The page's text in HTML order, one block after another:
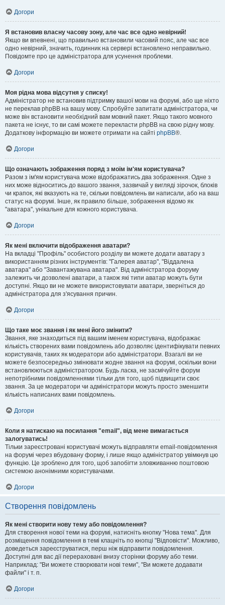
Догори
Я встановив власну часову зону, але час все одно невірний!
Якщо ви впевнені, що правильно встановили часовий пояс, але час все
одно невірний, значить, годинник на сервері встановлено неправильно.
Повідомте про це адміністратора для усунення проблеми.
Догори
Моя рідна мова відсутня у списку!
Адміністратор не встановив підтримку вашої мови на форумі, або ще ніхто
не переклав phpBB на вашу мову. Спробуйте запитати адміністратора, чи
може він встановити необхідний вам мовний пакет. Якщо такого мовного
пакета не існує, то ви самі можете перекласти phpBB на свою рідну мову.
Додаткову інформацію ви можете отримати на сайті phpBB®.
Догори
Що означають зображення поряд з моїм ім'ям користувача?
Разом з ім'ям користувача може відображатись два зображення. Одне з
них може відноситись до вашого звання, зазвичай у вигляді зірочок, блоків
чи крапок, які вказують на те, скільки повідомлень ви написали, або на ваш
статус на форумі. Інше, як правило більше, зображення відомо як
"аватара", унікальне для кожного користувача.
Догори
Як мені включити відображення аватари?
На вкладці "Профіль" особистого розділу ви можете додати аватару з
використанням різних інструментів: "Галерея аватар", "Віддалена
аватара" або "Завантажувана аватара". Від адміністратора форуму
залежить чи дозволені аватари, а також які типи аватар можуть бути
доступні. Якщо ви не можете використовувати аватари, зверніться до
адміністратора для з'ясування причин.
Догори
Що таке моє звання і як мені його змінити?
Звання, яке знаходиться під вашим іменем користувача, відображає
кількість створених вами повідомлень або дозволяє ідентифікувати певних
користувачів, таких як модератори або адміністратори. Взагалі ви не
можете безпосередньо змінювати жодне звання на форумі, оскільки вони
встановлюються адміністратором. Будь ласка, не засмічуйте форум
непотрібними повідомленнями тільки для того, щоб підвищити своє
звання. За це модератори чи адміністратори можуть просто зменшити
кількість написаних вами повідомлень.
Догори
Коли я натискаю на посилання "email", від мене вимагається
залогуватись!
Тільки зареєстровані користувачі можуть відправляти email-повідомлення
на форумі через вбудовану форму, і лише якщо адміністратор увімкнув цю
функцію. Це зроблено для того, щоб запобігти зловживанню поштовою
системою анонімними користувачами.
Догори
Створення повідомлень
Як мені створити нову тему або повідомлення?
Для створення нової теми на форумі, натисніть кнопку "Нова тема". Для
розміщення повідомлення в темі клацніть по кнопці "Відповісти". Можливо,
доведеться зареєструватися, перш ніж відправити повідомлення.
Доступні для вас дії перераховані внизу сторінки форуму або теми.
Наприклад: "Ви можете створювати нові теми", "Ви можете додавати
файли" і т. п.
Догори